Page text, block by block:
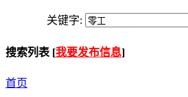
关键字:
搜索列表 [我要发布信息]
首页